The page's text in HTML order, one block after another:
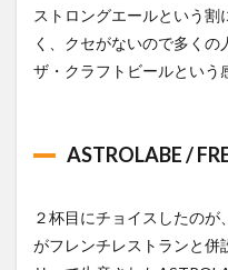
ストロングエールという割
く、クセがないので多くの
ザ・クラフトビールという
ASTROLABE /
２杯目にチョイスしたのが
がフレンチレストランと併